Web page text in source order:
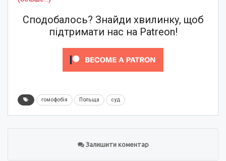
Сподобалось? Знайди хвилинку, щоб
підтримати нас на Patreon!
гомофобія Польща суд
Залишити коментар